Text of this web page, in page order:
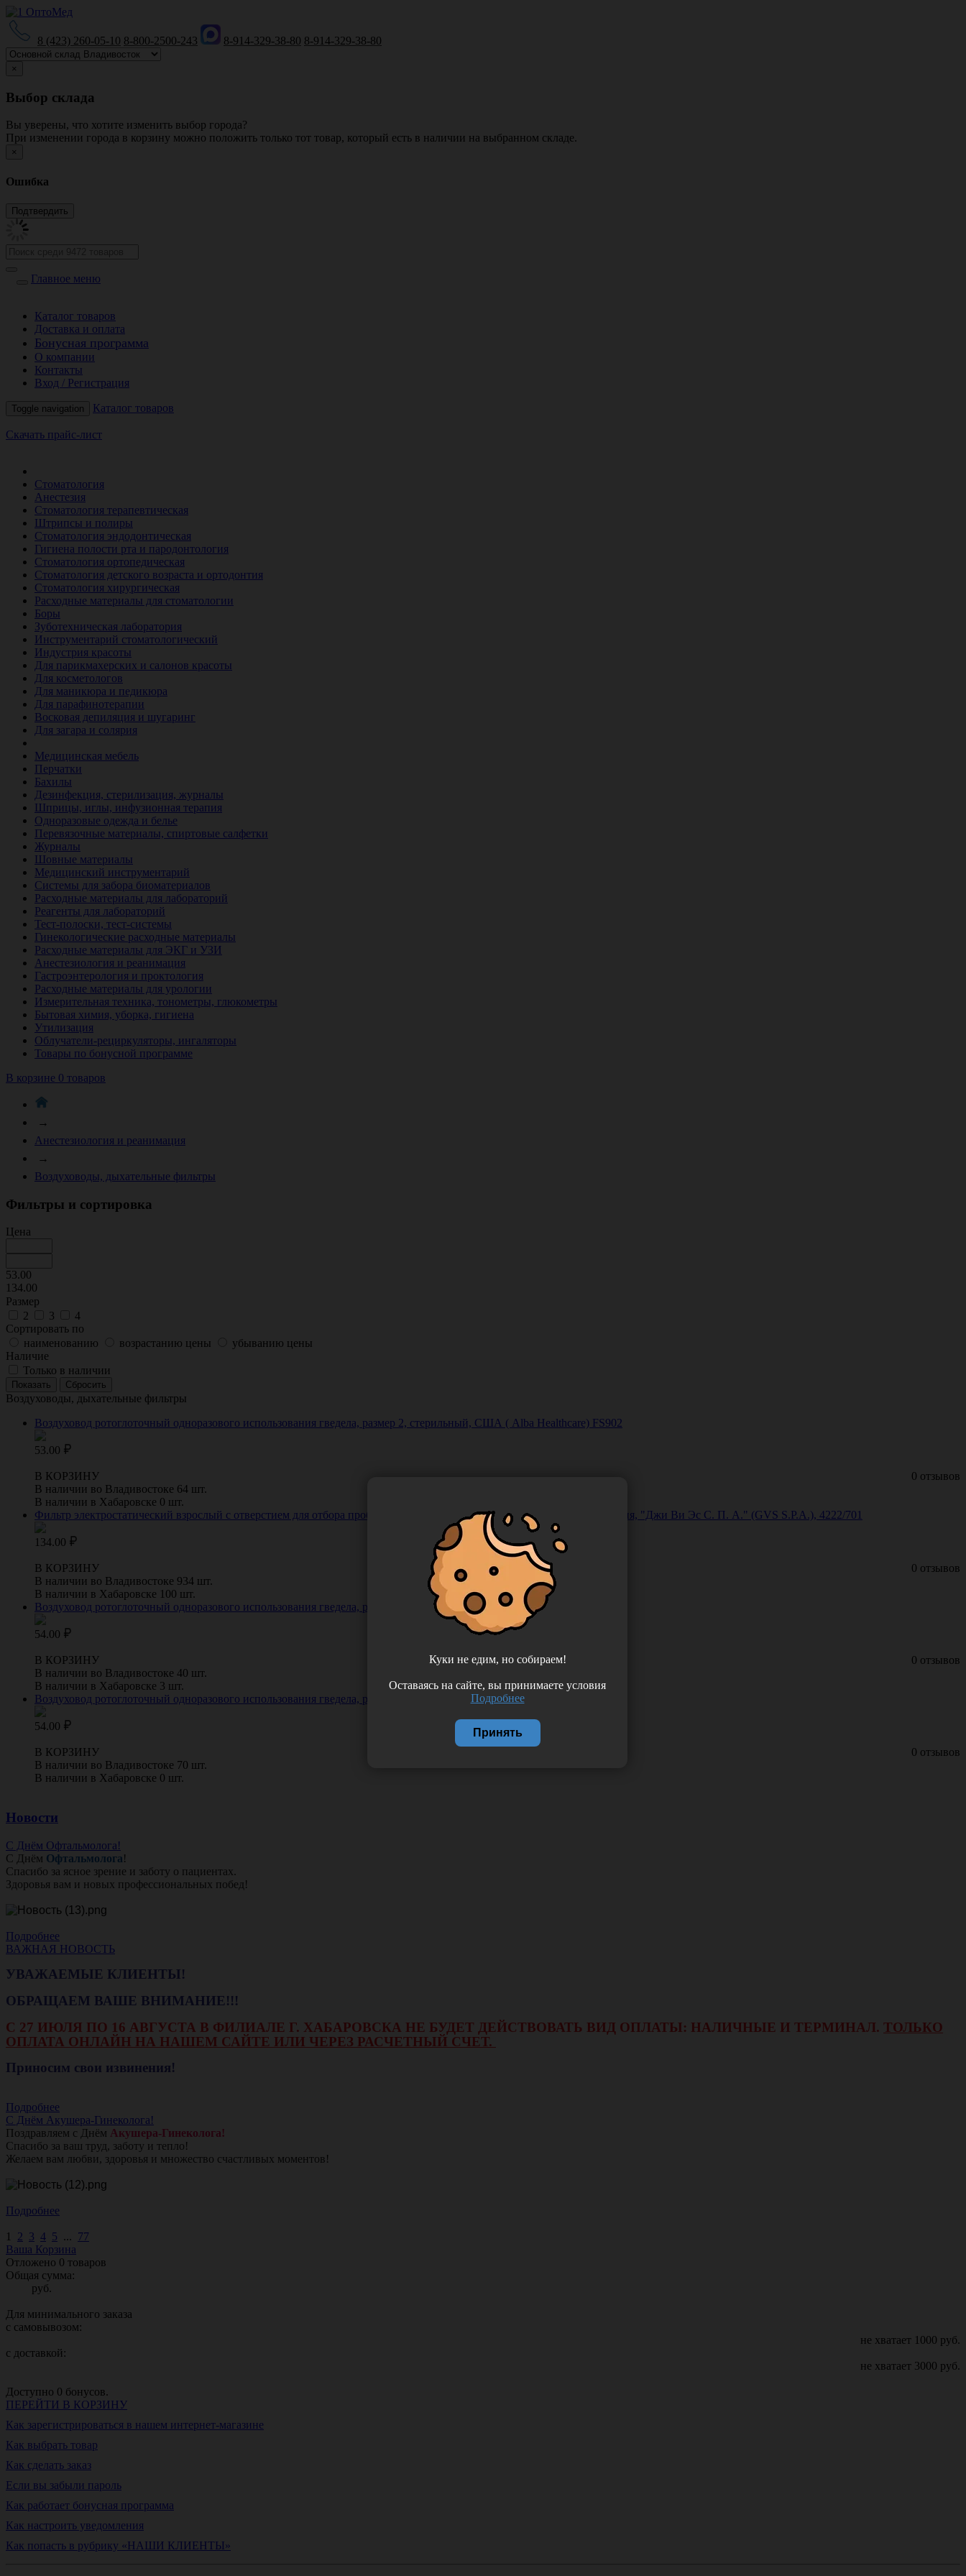
8 (423) 260-05-10 8-800-2500-243 8-914-329-38-80 8-914-329-38-80
×
Выбор склада
Вы уверены, что хотите изменить выбор города?
При изменении города в корзину можно положить только тот товар, который есть в наличии на выбранном складе.
×
Ошибка
Главное меню
Каталог товаров
Доставка и оплата
Бонусная программа
О компании
Контакты
Вход / Регистрация
Toggle navigation Каталог товаров
Скачать прайс-лист
Стоматология
Анестезия
Стоматология терапевтическая
Штрипсы и полиры
Стоматология эндодонтическая
Гигиена полости рта и пародонтология
Стоматология ортопедическая
Стоматология детского возраста и ортодонтия
Стоматология хирургическая
Расходные материалы для стоматологии
Боры
Зуботехническая лаборатория
Инструментарий стоматологический
Индустрия красоты
Для парикмахерских и салонов красоты
Для косметологов
Для маникюра и педикюра
Для парафинотерапии
Восковая депиляция и шугаринг
Для загара и солярия
Медицинская мебель
Перчатки
Бахилы
Дезинфекция, стерилизация, журналы
Шприцы, иглы, инфузионная терапия
Одноразовые одежда и белье
Перевязочные материалы, спиртовые салфетки
Журналы
Шовные материалы
Медицинский инструментарий
Системы для забора биоматериалов
Расходные материалы для лабораторий
Реагенты для лабораторий
Тест-полоски, тест-системы
Гинекологические расходные материалы
Расходные материалы для ЭКГ и УЗИ
Анестезиология и реанимация
Гастроэнтерология и проктология
Расходные материалы для урологии
Измерительная техника, тонометры, глюкометры
Бытовая химия, уборка, гигиена
Утилизация
Облучатели-рециркуляторы, ингаляторы
Товары по бонусной программе
В корзине 0 товаров
→
Анестезиология и реанимация
→
Воздуховоды, дыхательные фильтры
Фильтры и сортировка
Цена
53.00
134.00
Размер
2
3
4
Сортировать по
наименованию
возрастанию цены
убыванию цены
Наличие
Только в наличии
Воздуховоды, дыхательные фильтры
Воздуховод ротоглоточный одноразового использования гведела, размер 2, стерильный, США ( Alba Healthcare) FS902
53.00
0 отзывов
В КОРЗИНУ
В наличии во Владивостоке 64 шт.
В наличии в Хабаровске 0 шт.
Фильтр электростатический взрослый с отверстием для отбора проб газа, стерильный, индивидуальная упаковка, Италия, "Джи Ви Эс С. П. А." (GVS S.P.A.), 4222/701
134.00
0 отзывов
В КОРЗИНУ
В наличии во Владивостоке 934 шт.
В наличии в Хабаровске 100 шт.
Воздуховод ротоглоточный одноразового использования гведела, размер 3, стерильный, США ( Alba Healthcare) FS903
54.00
0 отзывов
В КОРЗИНУ
В наличии во Владивостоке 40 шт.
В наличии в Хабаровске 3 шт.
Воздуховод ротоглоточный одноразового использования гведела, размер 4, стерильный, США ( Alba Healthcare) FS904
54.00
0 отзывов
В КОРЗИНУ
В наличии во Владивостоке 70 шт.
В наличии в Хабаровске 0 шт.
Новости
С Днём Офтальмолога!
С Днём Офтальмолога!
Спасибо за ясное зрение и заботу о пациентах.
Здоровья вам и новых профессиональных побед!
Подробнее
ВАЖНАЯ НОВОСТЬ
УВАЖАЕМЫЕ КЛИЕНТЫ!
ОБРАЩАЕМ ВАШЕ ВНИМАНИЕ!!!
С 27 ИЮЛЯ ПО 16 АВГУСТА В ФИЛИАЛЕ Г. ХАБАРОВСКА НЕ БУДЕТ ДЕЙСТВОВАТЬ ВИД ОПЛАТЫ: НАЛИЧНЫЕ И ТЕРМИНАЛ. ТОЛЬКО
ОПЛАТА ОНЛАЙН НА НАШЕМ САЙТЕ ИЛИ ЧЕРЕЗ РАСЧЕТНЫЙ СЧЕТ.
Приносим свои извинения!
Подробнее
С Днём Акушера-Гинеколога!
Поздравляем с Днём Акушера-Гинеколога!
Спасибо за ваш труд, заботу и тепло!
Желаем вам любви, здоровья и множество счастливых моментов!
Подробнее
1 2 3 4 5 ... 77
Ваша Корзина
Отложено 0 товаров
Общая сумма:
руб.
Для минимального заказа
с самовывозом:
не хватает 1000 руб.
с доставкой:
не хватает 3000 руб.
Доступно 0 бонусов.
ПЕРЕЙТИ В КОРЗИНУ
Как зарегистрироваться в нашем интернет-магазине
Как выбрать товар
Как сделать заказ
Если вы забыли пароль
Как работает бонусная программа
Как настроить уведомления
Как попасть в рубрику «НАШИ КЛИЕНТЫ»
Куки не едим, но собираем!
Оставаясь на сайте, вы принимаете условия
Подробнее
Принять